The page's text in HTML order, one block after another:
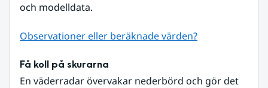
och modelldata.
Observationer eller beräknade värden?
Få koll på skurarna
En väderradar övervakar nederbörd och gör det